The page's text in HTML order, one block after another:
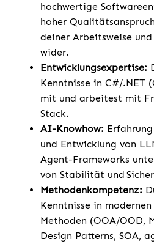
hochwertige
hoher
deiner Arbeitsweise
wider.
Entwicklungsexpertise:
Kenntnisse in C#/.NET
mit und arbeitest mit
Stack.
AI-Knowhow:
und Entwicklung von
Agent-Frameworks
von Stabilität und
Methodenkompetenz:
Kenntnisse in
Methoden (OOA/OOD,
Design Patterns, SOA,